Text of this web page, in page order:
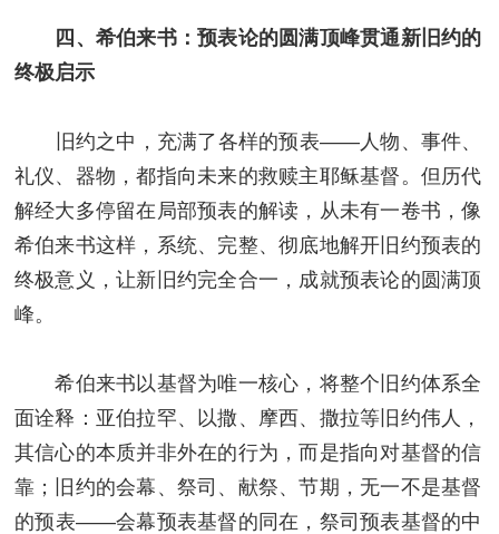
四、希伯来书：预表论的圆满顶峰贯通新旧约的
终极启示
旧约之中，充满了各样的预表——人物、事件、
礼仪、器物，都指向未来的救赎主耶稣基督。但历代
解经大多停留在局部预表的解读，从未有一卷书，像
希伯来书这样，系统、完整、彻底地解开旧约预表的
终极意义，让新旧约完全合一，成就预表论的圆满顶
峰。
希伯来书以基督为唯一核心，将整个旧约体系全
面诠释：亚伯拉罕、以撒、摩西、撒拉等旧约伟人，
其信心的本质并非外在的行为，而是指向对基督的信
靠；旧约的会幕、祭司、献祭、节期，无一不是基督
的预表——会幕预表基督的同在，祭司预表基督的中